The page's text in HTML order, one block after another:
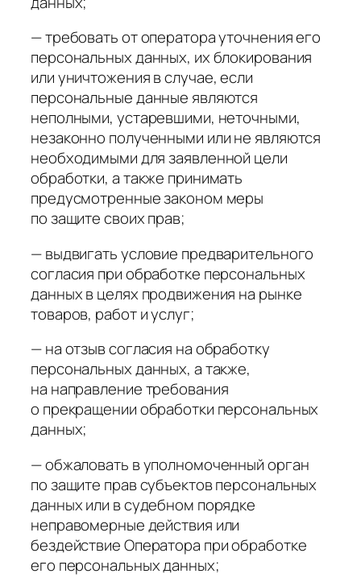
— требовать от оператора уточнения его
персональных данных, их блокирования
или уничтожения в случае, если
персональные данные являются
неполными, устаревшими, неточными,
незаконно полученными или не являются
необходимыми для заявленной цели
обработки, а также принимать
предусмотренные законом меры
по защите своих прав;
— выдвигать условие предварительного
согласия при обработке персональных
данных в целях продвижения на рынке
товаров, работ и услуг;
— на отзыв согласия на обработку
персональных данных, а также,
на направление требования
о прекращении обработки персональных
данных;
— обжаловать в уполномоченный орган
по защите прав субъектов персональных
данных или в судебном порядке
неправомерные действия или
бездействие Оператора при обработке
его персональных данных;